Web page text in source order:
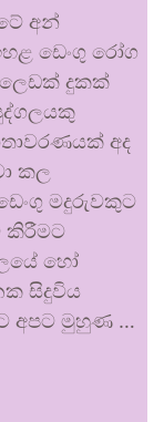
අන්
ඩෙංගු රෝග
ලෙඩක් දුකක්
අද
කල
මදුරුවකුට
කිරීමට
හෝ
සිදුවිය
අපට මුහුණ …